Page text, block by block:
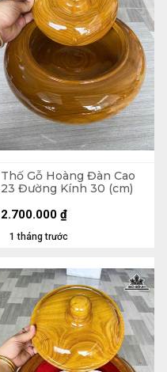
Thố Gỗ Hoàng Đàn Cao
23 Đường Kính 30 (cm)
1 tháng trước
2.700.000 ₫